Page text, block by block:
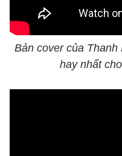
Bản cover của
hay nhất